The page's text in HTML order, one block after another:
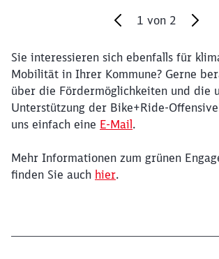
1 von 2
Ende des Sliders
Sie interessieren sich ebenfalls für
Mobilität in Ihrer Kommune? Gerne
über die Fördermöglichkeiten und die
Unterstützung der Bike+Ride-
uns einfach eine E-Mail.
Mehr Informationen zum grünen
finden Sie auch hier.